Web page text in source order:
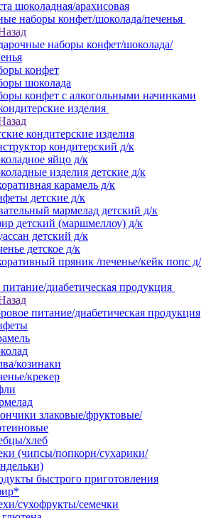
шоколадная/арахисовая
наборы конфет/шоколада/печенья
наборы конфет/шоколада/
конфет
шоколада
конфет с алкогольными начинками
изделия
кондитерские изделия
кондитерский д/к
яйцо д/к
изделия детские д/к
карамель д/к
детские д/к
мармелад детский д/к
детский (маршмеллоу) д/к
детский д/к
детское д/к
пряник /печенье/кейк попс д/
питание/диабетическая продукция
питание/диабетическая продукция
козинаки
крекер
злаковые/фруктовые/
хлеб
(чипсы/попкорн/сухарики/
быстрого приготовления
сухофрукты/семечки